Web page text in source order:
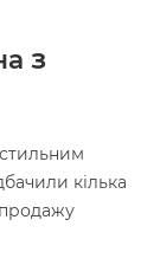
з
кілька